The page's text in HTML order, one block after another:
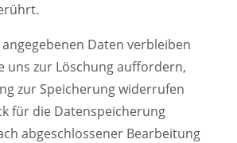
Daten verbleiben
uns zur Löschung auffordern,
zur Speicherung widerrufen
für die Datenspeicherung
abgeschlossener Bearbeitung